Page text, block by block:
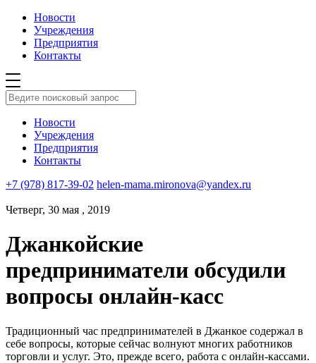
Новости
Учреждения
Предприятия
Контакты
Новости
Учреждения
Предприятия
Контакты
+7 (978) 817-39-02 helen-mama.mironova@yandex.ru
Четверг, 30 мая , 2019
Джанкойские
предприниматели обсудили
вопросы онлайн-касс
Традиционный час предпринимателей в Джанкое содержал в
себе вопросы, которые сейчас волнуют многих работников
торговли и услуг. Это, прежде всего, работа с онлайн-кассами.